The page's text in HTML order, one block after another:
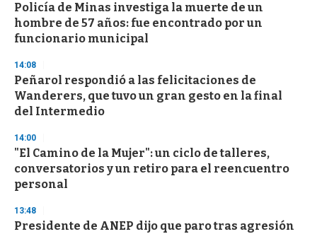
Policía de Minas investiga la muerte de un
hombre de 57 años: fue encontrado por un
funcionario municipal
14:08
Peñarol respondió a las felicitaciones de
Wanderers, que tuvo un gran gesto en la final
del Intermedio
14:00
"El Camino de la Mujer": un ciclo de talleres,
conversatorios y un retiro para el reencuentro
personal
13:48
Presidente de ANEP dijo que paro tras agresión